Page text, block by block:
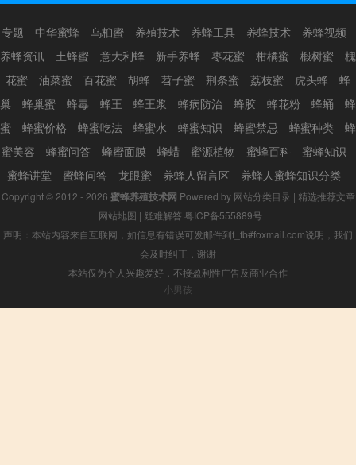
专题 中华蜜蜂 乌桕蜜 养殖技术 养蜂工具 养蜂技术
养蜂视频
养蜂资讯
土蜂蜜 意大利蜂 新手养蜂 枣花蜜 柑橘蜜 椴树蜜
槐
花蜜
油菜蜜 百花蜜 胡蜂 苕子蜜 荆条蜜 荔枝蜜 虎头蜂
蜂
巢
蜂巢蜜 蜂毒 蜂王 蜂王浆 蜂病防治 蜂胶 蜂花粉 蜂蛹
蜂
蜜
蜂蜜价格 蜂蜜吃法 蜂蜜水 蜂蜜知识 蜂蜜禁忌 蜂蜜种类
蜂
蜜美容
蜂蜜问答 蜂蜜面膜 蜂蜡 蜜源植物 蜜蜂百科
蜜蜂知识
蜜蜂讲堂
蜜蜂问答 龙眼蜜 养蜂人留言区 养蜂人蜜蜂知识分类
Copyright © 2012 - 2026 蜜蜂养殖技术网 Powered by 网站分类目录 | 精选推荐文章
| 网站地图 | 疑难解答 粤ICP备555889号
声明：本站内容来自互联网，如信息有错误可发邮件到f_fb#foxmail.com说明，我们
会及时纠正，谢谢
本站仅为个人兴趣爱好，不接盈利性广告及商业合作
小男孩